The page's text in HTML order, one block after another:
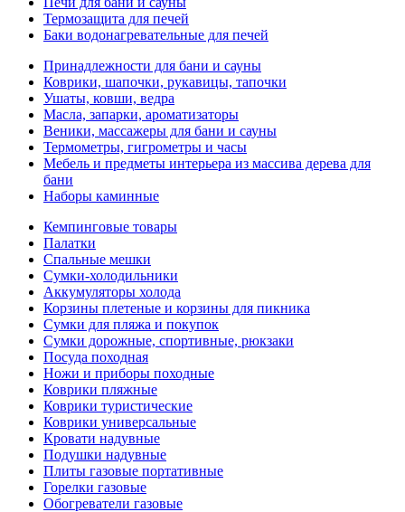
Термозащита для печей
Баки водонагревательные для печей
Принадлежности для бани и сауны
Коврики, шапочки, рукавицы, тапочки
Ушаты, ковши, ведра
Масла, запарки, ароматизаторы
Веники, массажеры для бани и сауны
Термометры, гигрометры и часы
Мебель и предметы интерьера из массива дерева для
бани
Наборы каминные
Кемпинговые товары
Палатки
Спальные мешки
Сумки-холодильники
Аккумуляторы холода
Корзины плетеные и корзины для пикника
Сумки для пляжа и покупок
Сумки дорожные, спортивные, рюкзаки
Посуда походная
Ножи и приборы походные
Коврики пляжные
Коврики туристические
Коврики универсальные
Кровати надувные
Подушки надувные
Плиты газовые портативные
Горелки газовые
Обогреватели газовые